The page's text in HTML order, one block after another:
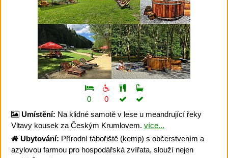
0
0
Umístění: Na klidné samotě v lese u meandrující řeky
Vltavy kousek za Českým Krumlovem. více...
Ubytování: Přírodní tábořiště (kemp) s občerstvením a
azylovou farmou pro hospodářská zvířata, slouží nejen